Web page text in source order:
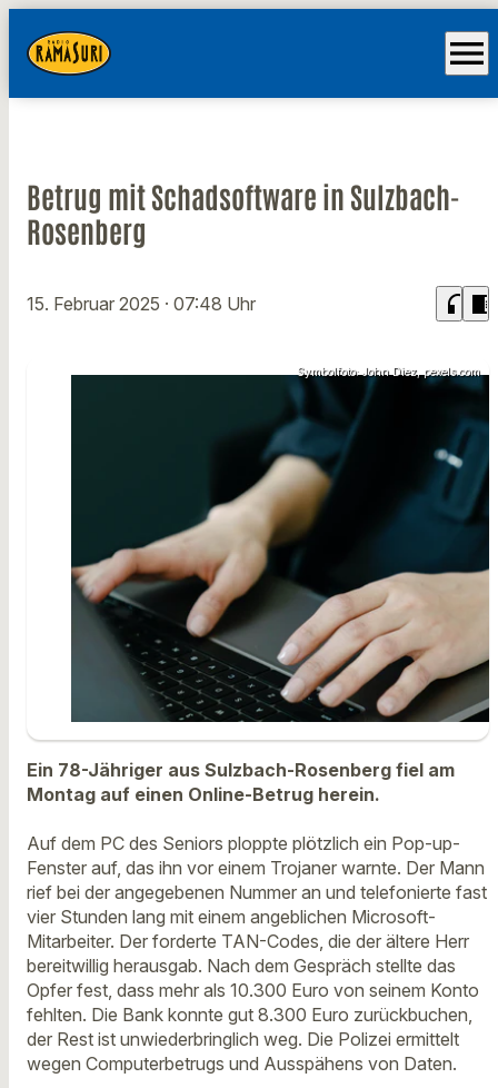
menu
Betrug mit Schadsoftware in Sulzbach-
Rosenberg
15. Februar 2025 · 07:48 Uhr headphones chrome_reader_mode
Symbolfoto: John Diez, pexels.com
Ein 78-Jähriger aus Sulzbach-Rosenberg fiel am
Montag auf einen Online-Betrug herein.
Auf dem PC des Seniors ploppte plötzlich ein Pop-up-
Fenster auf, das ihn vor einem Trojaner warnte. Der Mann
rief bei der angegebenen Nummer an und telefonierte fast
vier Stunden lang mit einem angeblichen Microsoft-
Mitarbeiter. Der forderte TAN-Codes, die der ältere Herr
bereitwillig herausgab. Nach dem Gespräch stellte das
Opfer fest, dass mehr als 10.300 Euro von seinem Konto
fehlten. Die Bank konnte gut 8.300 Euro zurückbuchen,
der Rest ist unwiederbringlich weg. Die Polizei ermittelt
wegen Computerbetrugs und Ausspähens von Daten.